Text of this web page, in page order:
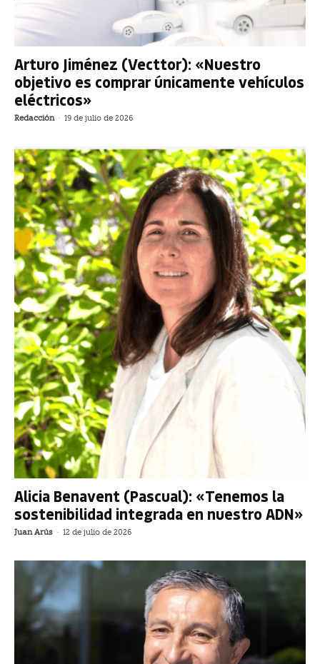
Arturo Jiménez (Vecttor): «Nuestro
objetivo es comprar únicamente vehículos
eléctricos»
Redacción - 19 de julio de 2026
Alicia Benavent (Pascual): «Tenemos la
sostenibilidad integrada en nuestro ADN»
Juan Arús - 12 de julio de 2026